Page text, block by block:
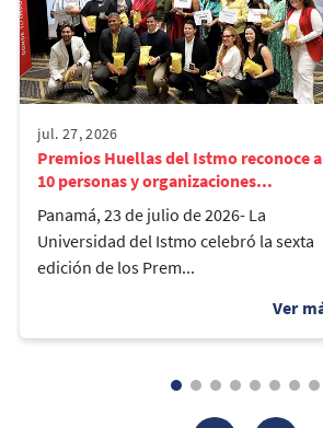
jul. 27, 2026
Premios Huellas del Istmo reconoce a
10 personas y organizaciones...
Panamá, 23 de julio de 2026- La
Universidad del Istmo celebró la sexta
edición de los Prem...